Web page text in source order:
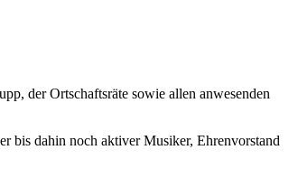
der Ortschaftsräte sowie allen anwesenden
bis dahin noch aktiver Musiker, Ehrenvorstand